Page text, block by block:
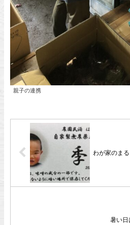
親子の連携
わが家のま
暑い日